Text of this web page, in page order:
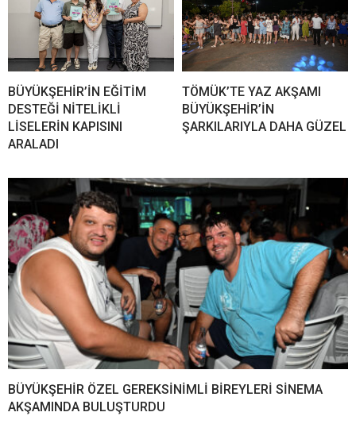
BÜYÜKŞEHİR’İN EĞİTİM
DESTEĞİ NİTELİKLİ
LİSELERİN KAPISINI
ARALADI
TÖMÜK’TE YAZ AKŞAMI
BÜYÜKŞEHİR’İN
ŞARKILARIYLA DAHA GÜZEL
BÜYÜKŞEHİR ÖZEL GEREKSİNİMLİ BİREYLERİ SİNEMA
AKŞAMINDA BULUŞTURDU